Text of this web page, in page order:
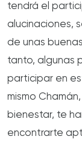
tendrá el
alucinaciones,
de unas
tanto, algunas
participar en
mismo
bienestar, te
encontrarte